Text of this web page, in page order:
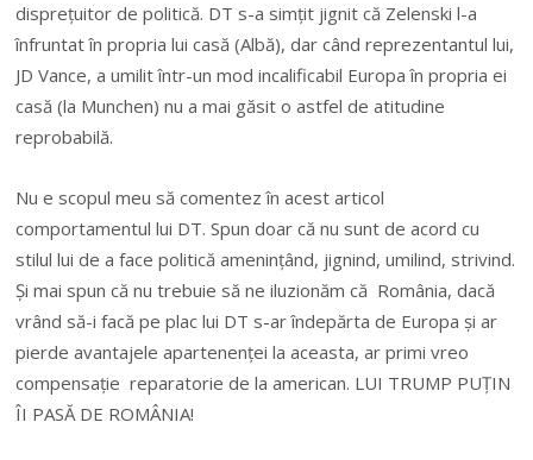
dispreţuitor de politică. DT s-a simţit jignit că Zelenski l-a
înfruntat în propria lui casă (Albă), dar când reprezentantul lui,
JD Vance, a umilit într-un mod incalificabil Europa în propria ei
casă (la Munchen) nu a mai găsit o astfel de atitudine
reprobabilă.
Nu e scopul meu să comentez în acest articol
comportamentul lui DT. Spun doar că nu sunt de acord cu
stilul lui de a face politică ameninţând, jignind, umilind, strivind.
Şi mai spun că nu trebuie să ne iluzionăm că România, dacă
vrând să-i facă pe plac lui DT s-ar îndepărta de Europa şi ar
pierde avantajele apartenenţei la aceasta, ar primi vreo
compensaţie reparatorie de la american. LUI TRUMP PUŢIN
ÎI PASĂ DE ROMÂNIA!